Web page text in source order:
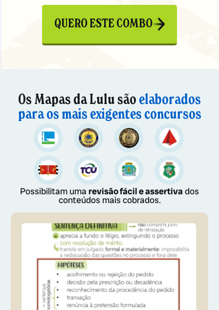
QUERO ESTE COMBO
Os Mapas da Lulu são elaborados
para os mais exigentes concursos
Possibilitam uma revisão fácil e assertivados
conteúdos mais cobrados.